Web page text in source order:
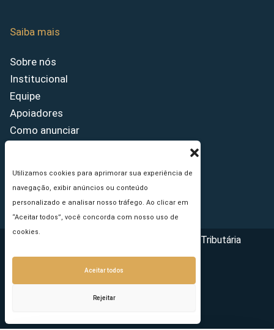
Utilizamos cookies para aprimorar sua experiência de
navegação, exibir anúncios ou conteúdo
personalizado e analisar nosso tráfego. Ao clicar em
“Aceitar todos”, você concorda com nosso uso de
cookies.
Aceitar todos
Rejeitar
Saiba mais
Sobre nós
Institucional
Equipe
Apoiadores
Como anunciar
Princípios Editoriais
Copyright © 2026 - Portal da Reforma Tributária